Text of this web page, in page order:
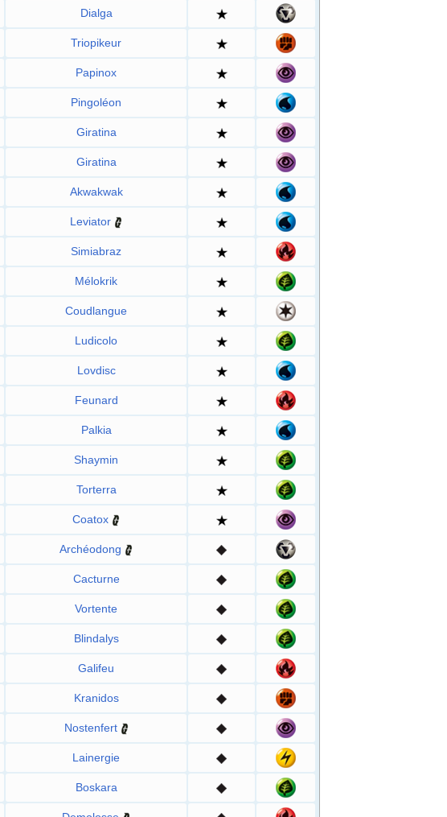
Dialga
Triopikeur
Papinox
Pingoléon
Giratina
Giratina
Akwakwak
Leviator
Simiabraz
Mélokrik
Coudlangue
Ludicolo
Lovdisc
Feunard
Palkia
Shaymin
Torterra
Coatox
Archéodong
Cacturne
Vortente
Blindalys
Galifeu
Kranidos
Nostenfert
Lainergie
Boskara